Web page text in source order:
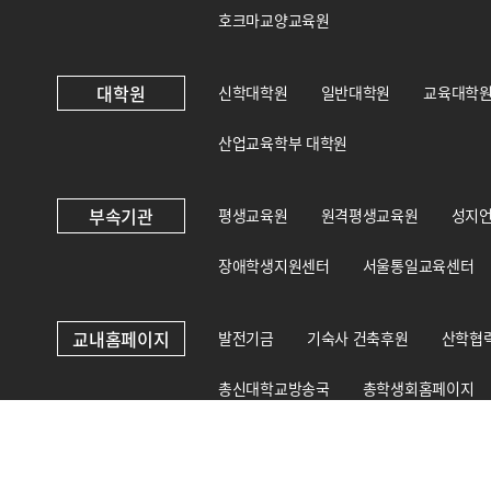
호크마교양교육원
대학원 신학대학원 일반대학원 교육대학원
산업교육학부 대학원
부속기관 평생교육원 원격평생교육원 성지
장애학생지원센터 서울통일교육센터
교내홈페이지 발전기금 기숙사 건축후원 산학협
총신대학교방송국 총학생회홈페이지